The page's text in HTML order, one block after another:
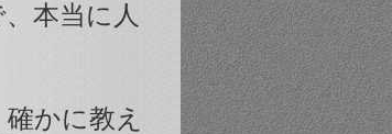
本当に人
かに教え